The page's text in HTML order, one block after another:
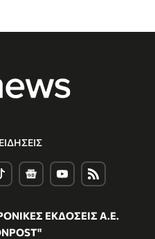
ΕΚΔΟΣΕΙΣ Α.Ε.